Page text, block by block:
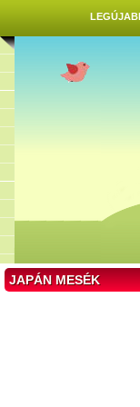
JAPÁN MESÉK